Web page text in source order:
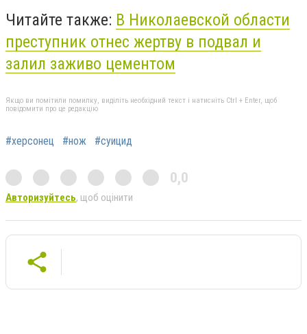
Читайте также: В Николаевской области
преступник отнес жертву в подвал и
залил заживо цементом
Якщо ви помітили помилку, виділіть необхідний текст і натисніть Ctrl + Enter, щоб
повідомити про це редакцію
#херсонец #нож #суицид
0,0
Авторизуйтесь, щоб оцінити